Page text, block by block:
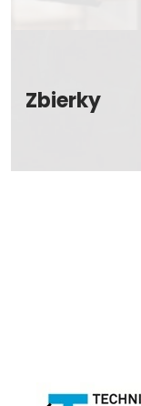
Zbierky